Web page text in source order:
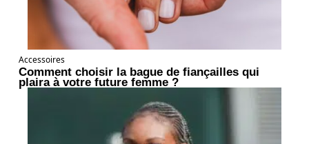
Accessoires
Comment choisir la bague de fiançailles qui
plaira à votre future femme ?